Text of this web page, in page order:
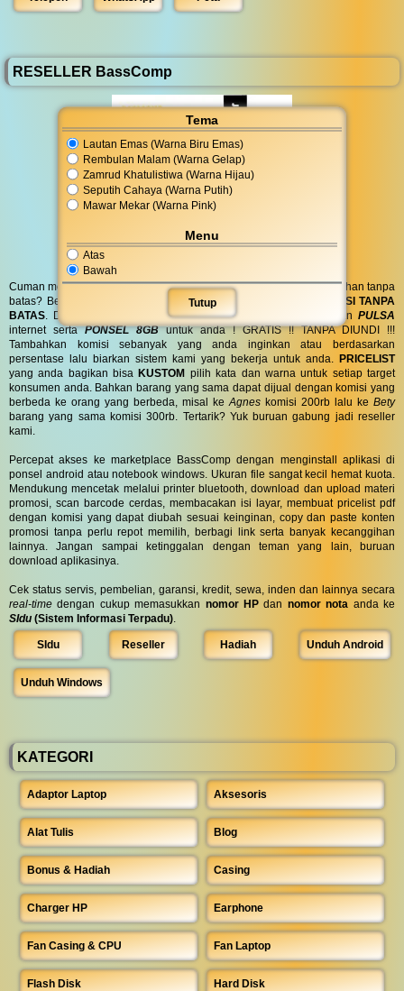
Tema
Lautan Emas (Warna Biru Emas)
Rembulan Malam (Warna Gelap)
Zamrud Khatulistiwa (Warna Hijau)
Seputih Cahaya (Warna Putih)
Mawar Mekar (Warna Pink)
Menu
Atas
Bawah
Tutup
RESELLER BassComp
Cuman modal posting di media sosial bisa dapat penghasilan tambahan tanpa
batas? Bergabung menjadi
RESELLERkami serta dapatkan
KOMISI TANPA
BATAS . Dapatkan BINGKISAN PARCELdi hari spesial anda danPULSA
internet sertaPONSEL 8GBuntuk anda ! GRATIS !! TANPA DIUNDI !!!
Tambahkan komisi sebanyak yang anda inginkan atau berdasarkan
persentase lalu biarkan sistem kami yang bekerja untuk anda. PRICELIST
yang anda bagikan bisaKUSTOM pilih kata dan warna untuk setiap target
konsumen anda. Bahkan barang yang sama dapat dijual dengan komisi yang
berbeda ke orang yang berbeda, misal ke Agnes komisi 200rb lalu ke Bety
barang yang sama komisi 300rb. Tertarik? Yuk buruan gabung jadi reseller
kami.
Percepat akses ke marketplace BassComp dengan menginstall aplikasi di
ponsel android atau notebook windows. Ukuran file sangat kecil hemat kuota.
Mendukung mencetak melalui printer bluetooth, download dan upload materi
promosi, scan barcode cerdas, membacakan isi layar, membuat pricelist pdf
dengan komisi yang dapat diubah sesuai keinginan, copy dan paste konten
promosi tanpa perlu repot memilih, berbagi link serta banyak kecanggihan
lainnya. Jangan sampai ketinggalan dengan teman yang lain, buruan
download aplikasinya.
Cek status servis, pembelian, garansi, kredit, sewa, inden dan lainnya secara
real-time dengan cukup memasukkan nomor HP dan nomor nota anda ke
SIdu (Sistem Informasi Terpadu)
SIdu Reseller Hadiah Unduh Android
Unduh Windows
KATEGORI
Adaptor Laptop Aksesoris
Alat Tulis Blog
Bonus & Hadiah Casing
Charger HP Earphone
Fan Casing & CPU Fan Laptop
Flash Disk Hard Disk